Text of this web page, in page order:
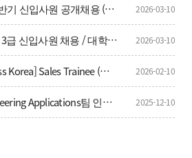
[한화에너지] 2026 상반기 신입사원 공개채용 (~3/16(월)) 2026-03-10
2026 상반기 삼성E&A 3급 신입사원 채용 / 대학생 인턴 모집 2026-03-10
[댄포스코리아 Danfoss Korea] Sales Trainee (영업인턴, 1년) 채용 2026-02-10
[미국선급협회] Engineering Applications팀 인턴 채용 공고 2025-12-10